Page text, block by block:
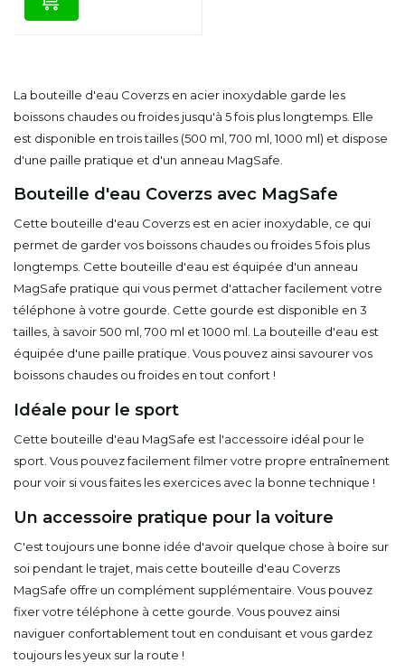
La bouteille d'eau Coverzs en acier inoxydable garde les
boissons chaudes ou froides jusqu'à 5 fois plus longtemps. Elle
est disponible en trois tailles (500 ml, 700 ml, 1000 ml) et dispose
d'une paille pratique et d'un anneau MagSafe.
Bouteille d'eau Coverzs avec MagSafe
Cette bouteille d'eau Coverzs est en acier inoxydable, ce qui
permet de garder vos boissons chaudes ou froides 5 fois plus
longtemps. Cette bouteille d'eau est équipée d'un anneau
MagSafe pratique qui vous permet d'attacher facilement votre
téléphone à votre gourde. Cette gourde est disponible en 3
tailles, à savoir 500 ml, 700 ml et 1000 ml. La bouteille d'eau est
équipée d'une paille pratique. Vous pouvez ainsi savourer vos
boissons chaudes ou froides en tout confort !
Idéale pour le sport
Cette bouteille d'eau MagSafe est l'accessoire idéal pour le
sport. Vous pouvez facilement filmer votre propre entraînement
pour voir si vous faites les exercices avec la bonne technique !
Un accessoire pratique pour la voiture
C'est toujours une bonne idée d'avoir quelque chose à boire sur
soi pendant le trajet, mais cette bouteille d'eau Coverzs
MagSafe offre un complément supplémentaire. Vous pouvez
fixer votre téléphone à cette gourde. Vous pouvez ainsi
naviguer confortablement tout en conduisant et vous gardez
toujours les yeux sur la route !